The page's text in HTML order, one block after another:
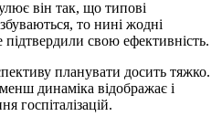
він так, що типові
то нині жодні
підтвердили свою ефективність.
планувати досить тяжко.
динаміка відображає і
госпіталізацій.